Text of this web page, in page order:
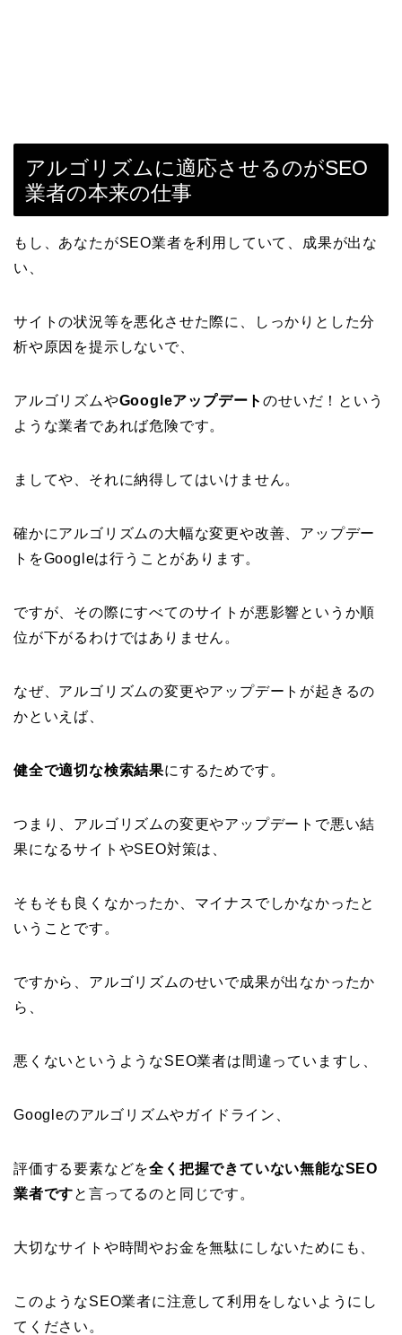
アルゴリズムに適応させるのがSEO
業者の本来の仕事
もし、あなたがSEO業者を利用していて、成果が出な
い、
サイトの状況等を悪化させた際に、しっかりとした分
析や原因を提示しないで、
アルゴリズムやGoogleアップデートのせいだ！という
ような業者であれば危険です。
ましてや、それに納得してはいけません。
確かにアルゴリズムの大幅な変更や改善、アップデー
トをGoogleは行うことがあります。
ですが、その際にすべてのサイトが悪影響というか順
位が下がるわけではありません。
なぜ、アルゴリズムの変更やアップデートが起きるの
かといえば、
健全で適切な検索結果にするためです。
つまり、アルゴリズムの変更やアップデートで悪い結
果になるサイトやSEO対策は、
そもそも良くなかったか、マイナスでしかなかったと
いうことです。
ですから、アルゴリズムのせいで成果が出なかったか
ら、
悪くないというようなSEO業者は間違っていますし、
Googleのアルゴリズムやガイドライン、
評価する要素などを全く把握できていない無能なSEO
業者ですと言ってるのと同じです。
大切なサイトや時間やお金を無駄にしないためにも、
このようなSEO業者に注意して利用をしないようにし
てください。